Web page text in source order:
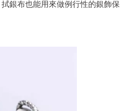
銀布也能用來做例行性的銀飾保